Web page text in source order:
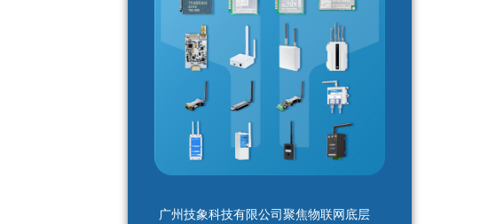
广州技象科技有限公司聚焦物联网底层